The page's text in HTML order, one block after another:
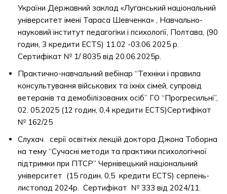
України Державний заклад «Луганський національний
університет імені Тараса Шевченка» , Навчально-
науковий інститут педагогіки і психології, Полтава, (90
годин, 3 кредити ECTS) 11.02 -03.06 2025 р.
Сертифікат № 1/ 8035 від 20.06.2025р.
Практично-навчальний вебінар “Техніки і правила
консультування військових та іхніх сімей, супровід
ветеранів та демобілізованих осіб” ГО “Прогресильні”,
02. 05.2025 (12 годин, 0,4 кредити ECTS)Сертифікат
№ 162/25
Слухач серії освітніх лекцій доктора Джона Тоборна
на тему “Cучасні методи та практики психологічної
підтримки при ПТСР” Чернівецький національний
університет (15 годин, 0,5 кредити ECTS) серпень-
листопад 2024р. Сертифікат № 333 від 2024/11.